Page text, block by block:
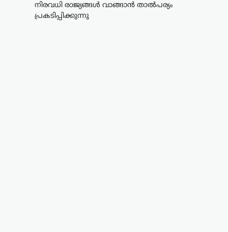
നിരവധി രാജ്യങ്ങൾ വാങ്ങാൻ താൽപര്യം
പ്രകടിപ്പിക്കുന്നു